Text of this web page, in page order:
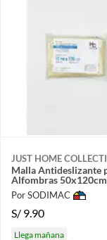
JUST HOME
Malla Antideslizante
Alfombras 50x120cm
Por SODIMAC
S/ 9.90
Llega mañana